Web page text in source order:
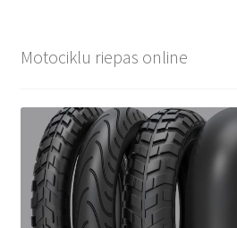
Motociklu riepas online